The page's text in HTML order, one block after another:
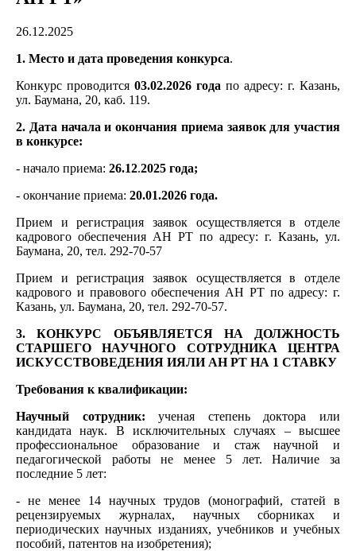
26.12.2025
1. Место и дата проведения конкурса.
Конкурс проводится 03.02.2026 года по адресу: г. Казань,
ул. Баумана, 20, каб. 119.
2. Дата начала и окончания приема заявок для участия
в конкурсе:
- начало приема: 26.12.2025 года;
- окончание приема: 20.01.2026 года.
Прием и регистрация заявок осуществляется в отделе
кадрового обеспечения АН РТ по адресу: г. Казань, ул.
Баумана, 20, тел. 292-70-57
Прием и регистрация заявок осуществляется в отделе
кадрового и правового обеспечения АН РТ по адресу: г.
Казань, ул. Баумана, 20, тел. 292-70-57.
3. КОНКУРС ОБЪЯВЛЯЕТСЯ НА ДОЛЖНОСТЬ
СТАРШЕГО НАУЧНОГО СОТРУДНИКА ЦЕНТРА
ИСКУССТВОВЕДЕНИЯ ИЯЛИ АН РТ НА 1 СТАВКУ
Требования к квалификации:
Научный сотрудник: ученая степень доктора или
кандидата наук. В исключительных случаях – высшее
профессиональное образование и стаж научной и
педагогической работы не менее 5 лет. Наличие за
последние 5 лет:
- не менее 14 научных трудов (монографий, статей в
рецензируемых журналах, научных сборниках и
периодических научных изданиях, учебников и учебных
пособий, патентов на изобретения);